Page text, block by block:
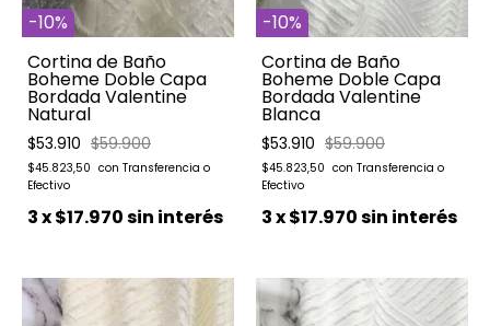
-10%
Cortina de Baño
Boheme Doble Capa
Bordada Valentine
Natural
$53.910 $59.900
$45.823,50
3x$17.970sin interés
-10%
Cortina de Baño
Boheme Doble Capa
Bordada Valentine
Blanca
$53.910 $59.900
$45.823,50
3x$17.970sin interés